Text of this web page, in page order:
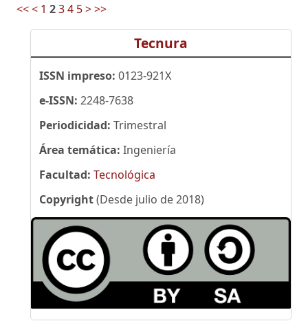
<<< 1 234 5>>>
Tecnura
ISSN impreso: 0123-921X
e-ISSN: 2248-7638
Periodicidad: Trimestral
Área temática: Ingeniería
Facultad: Tecnológica
Copyright(Desde julio de 2018)